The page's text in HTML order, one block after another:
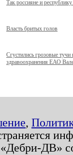
Так россияне и
Власть бритых голов
Сгустились грозовые
здравоохранения ЕАО
,
«Дебри-ДВ»